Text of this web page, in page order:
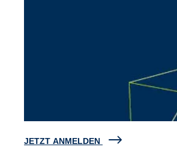
JETZT ANMELDEN